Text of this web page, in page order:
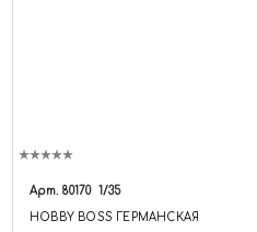
Арт. 80170 1/35
HOBBY BOSS ГЕРМАНСКАЯ